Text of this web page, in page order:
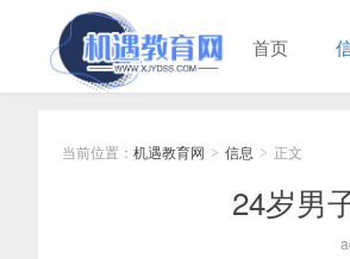
首页
当前位置： 机遇教育网 > 信息 > 正文
24岁男